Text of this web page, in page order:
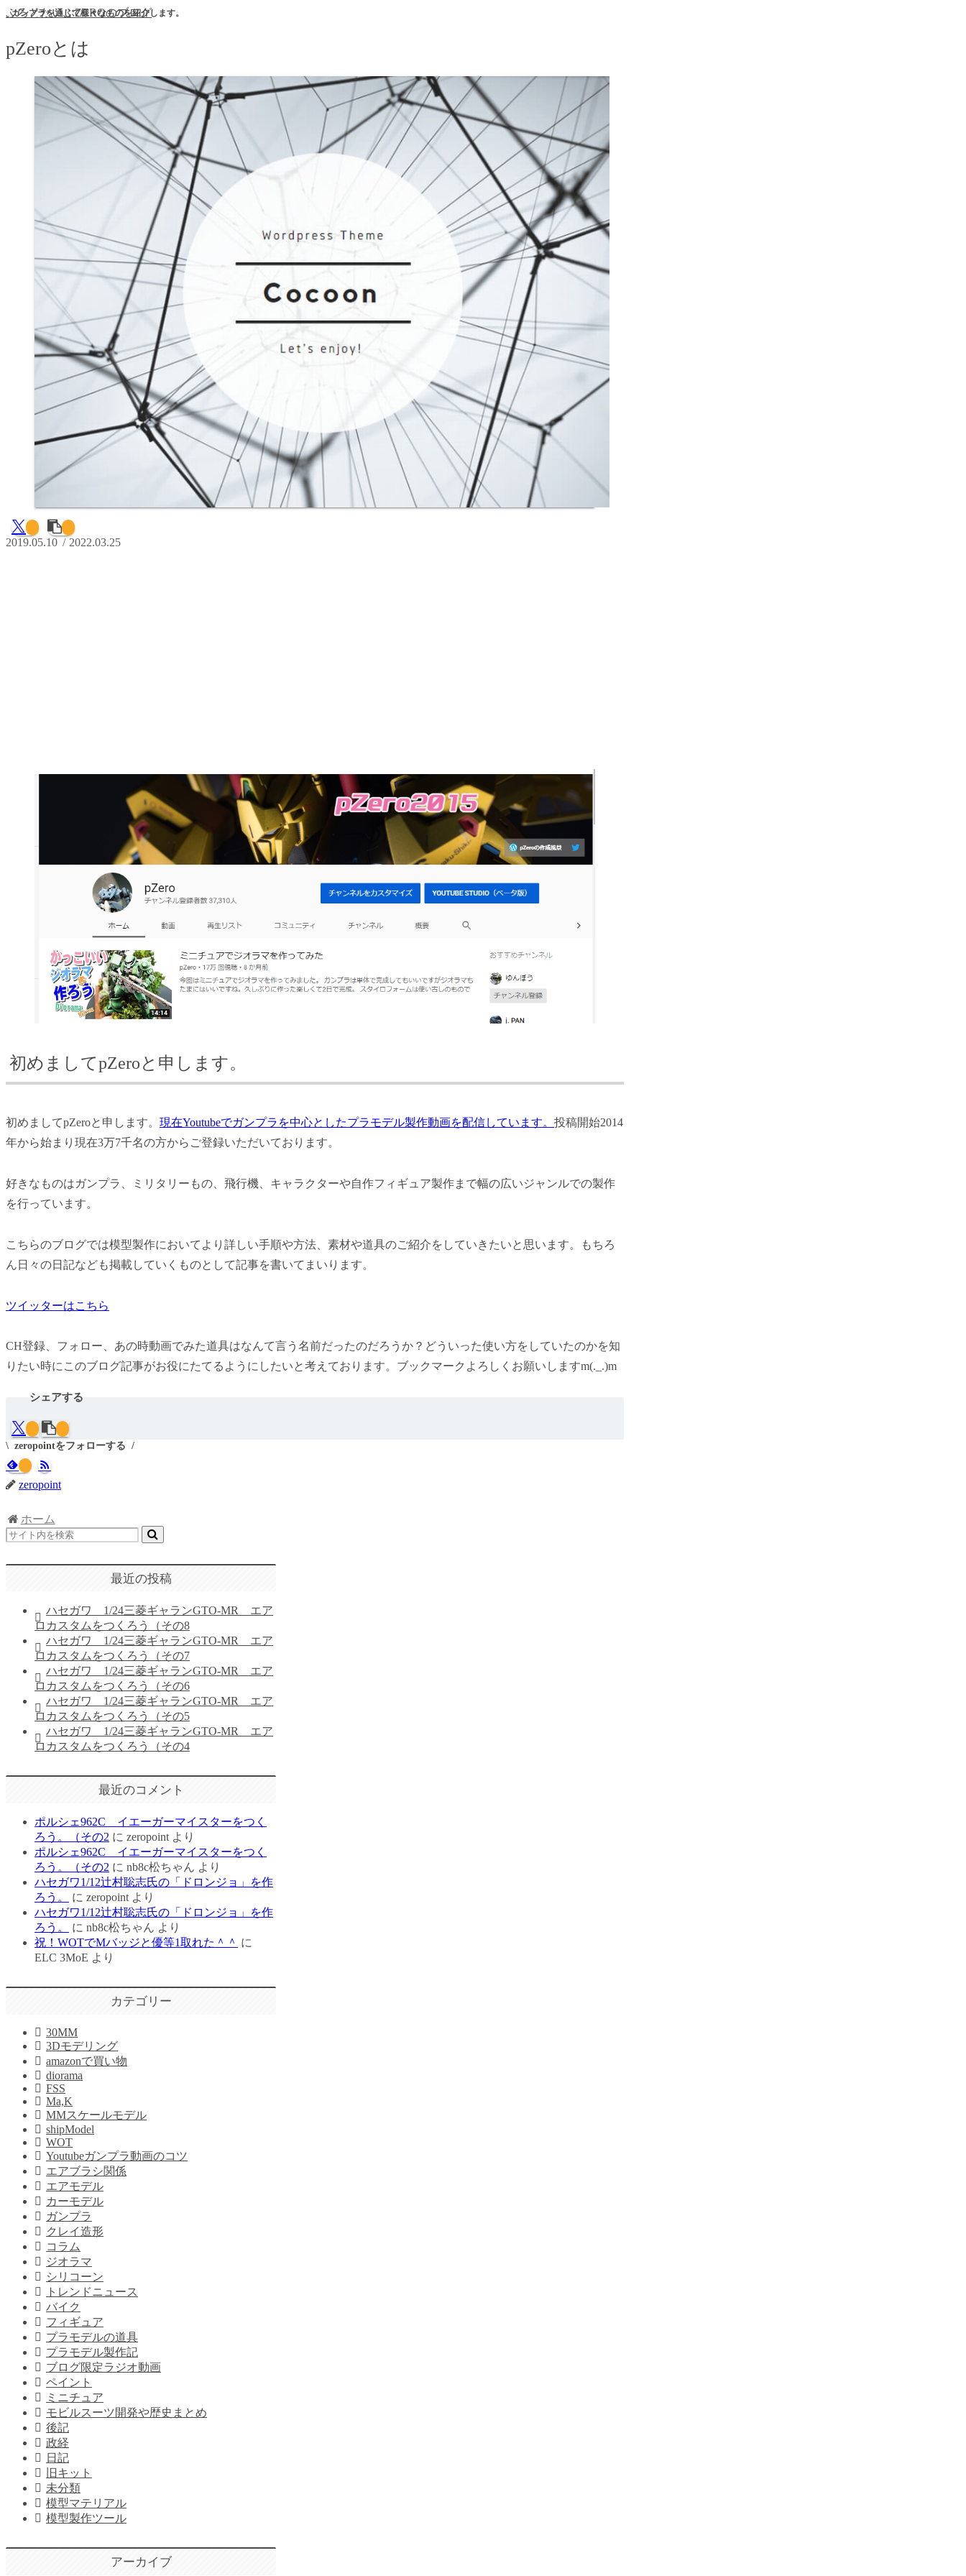
ガンプラを通じて様々なものを紹介します。
ぷろとたいぷZEROのブログ
pZeroとは
2019.05.10 2022.03.25
初めましてpZeroと申します。
初めましてpZeroと申します。 現在Youtubeでガンプラを中心としたプラモデル製作動画を配信しています。 投稿開始2014
年から始まり現在3万7千名の方からご登録いただいております。
好きなものはガンプラ、ミリタリーもの、飛行機、キャラクターや自作フィギュア製作まで幅の広いジャンルでの製作
を行っています。
こちらのブログでは模型製作においてより詳しい手順や方法、素材や道具のご紹介をしていきたいと思います。もちろ
ん日々の日記なども掲載していくものとして記事を書いてまいります。
ツイッターはこちら
CH登録、フォロー、あの時動画でみた道具はなんて言う名前だったのだろうか？どういった使い方をしていたのかを知
りたい時にこのブログ記事がお役にたてるようにしたいと考えております。ブックマークよろしくお願いしますm(._.)m
シェアする
zeropointをフォローする
zeropoint
ホーム
最近の投稿
ハセガワ 1/24三菱ギャランGTO-MR エア
ロカスタムをつくろう（その8
ハセガワ 1/24三菱ギャランGTO-MR エア
ロカスタムをつくろう（その7
ハセガワ 1/24三菱ギャランGTO-MR エア
ロカスタムをつくろう（その6
ハセガワ 1/24三菱ギャランGTO-MR エア
ロカスタムをつくろう（その5
ハセガワ 1/24三菱ギャランGTO-MR エア
ロカスタムをつくろう（その4
最近のコメント
ポルシェ962C イエーガーマイスターをつく
ろう。（その2 に zeropoint より
ポルシェ962C イエーガーマイスターをつく
ろう。（その2 に nb8c松ちゃん より
ハセガワ1/12辻村聡志氏の「ドロンジョ」を作
ろう。
に zeropoint より
ハセガワ1/12辻村聡志氏の「ドロンジョ」を作
ろう。
に nb8c松ちゃん より
祝！WOTでMバッジと優等1取れた＾＾ に
ELC 3MoE より
カテゴリー
30MM
3Dモデリング
amazonで買い物
diorama
FSS
Ma,K
MMスケールモデル
shipModel
WOT
Youtubeガンプラ動画のコツ
エアブラシ関係
エアモデル
カーモデル
ガンプラ
クレイ造形
コラム
ジオラマ
シリコーン
トレンドニュース
バイク
フィギュア
プラモデルの道具
プラモデル製作記
ブログ限定ラジオ動画
ペイント
ミニチュア
モビルスーツ開発や歴史まとめ
後記
政経
日記
旧キット
未分類
模型マテリアル
模型製作ツール
アーカイブ